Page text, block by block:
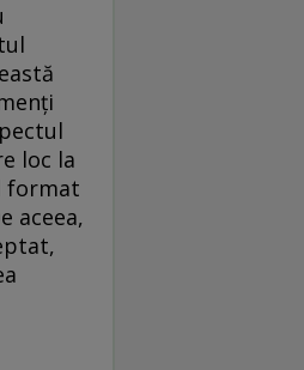
loc la
format
aceea,